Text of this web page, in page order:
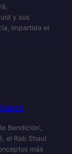
y sus
impartida el
Bendición’,
el Rab Shaul
más